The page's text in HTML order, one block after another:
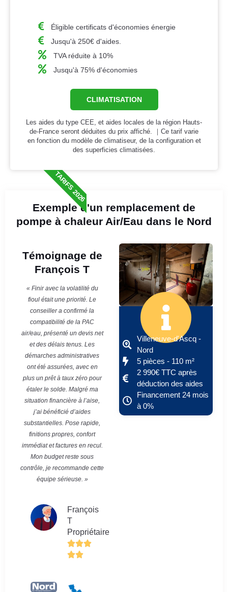
Éligible certificats d'économies énergie
Jusqu'à 250€ d'aides.
TVA réduite à 10%
Jusqu'à 75% d'économies
CLIMATISATION
Les aides du type CEE, et aides locales de la région Hauts-
de-France seront déduites du prix affiché. ｜Ce tarif varie
en fonction du modèle de climatiseur, de la configuration et
des superficies climatisées.
TARIFS 2026
Exemple d'un remplacement de
pompe à chaleur Air/Eau dans le Nord
Témoignage de
François T
« Finir avec la volatilité du
fioul était une priorité. Le
conseiller a confirmé la
compatibilité de la PAC
air/eau, présenté un devis net
et des délais tenus. Les
démarches administratives
ont été assurées, avec en
plus un prêt à taux zéro pour
étaler le solde. Malgré ma
situation financière à l’aise,
j’ai bénéficié d’aides
substantielles. Pose rapide,
finitions propres, confort
immédiat et factures en recul.
Mon budget reste sous
contrôle, je recommande cette
équipe sérieuse. »
François
T
Propriétaire
Villeneuve-d'Ascq -
Nord
5 pièces - 110 m²
2 990€ TTC après
déduction des aides
Financement 24 mois
à 0%